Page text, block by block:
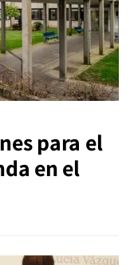
para el
en el